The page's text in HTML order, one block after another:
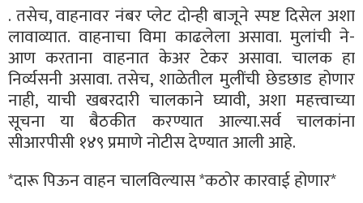
. तसेच, वाहनावर नंबर प्लेट दोन्ही बाजूने स्पष्ट दिसेल अशा
लावाव्यात. वाहनाचा विमा काढलेला असावा. मुलांची ने-
आण करताना वाहनात केअर टेकर असावा. चालक हा
निर्व्यसनी असावा. तसेच, शाळेतील मुलींची छेडछाड होणार
नाही, याची खबरदारी चालकाने घ्यावी, अशा महत्त्वाच्या
सूचना या बैठकीत करण्यात आल्या.सर्व चालकांना
सीआरपीसी १४९ प्रमाणे नोटीस देण्यात आली आहे.
*दारू पिऊन वाहन चालविल्यास *कठोर कारवाई होणार*